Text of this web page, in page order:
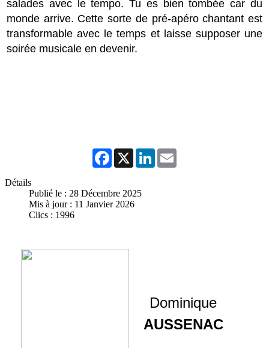
salades avec le tempo. Tu es bien tombée car du
monde arrive. Cette sorte de pré-apéro chantant est
transformable avec le temps et laisse supposer une
soirée musicale en devenir.
Facebook
X LinkedIn
Détails
Publié le : 28 Décembre 2025
Mis à jour : 11 Janvier 2026
Clics : 1996
Dominique
AUSSENAC